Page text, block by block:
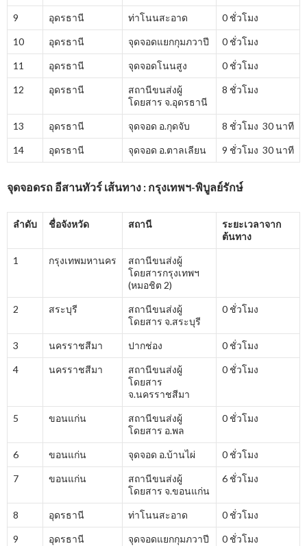
9 อุดรธานี ท่าโนนสะอาด 0 ชั่วโมง
10 อุดรธานี จุดจอดแยกกุมภวาปี 0 ชั่วโมง
11 อุดรธานี จุดจอดโนนสูง 0 ชั่วโมง
12 อุดรธานี
สถานีขนส่งผู้
โดยสาร จ.อุดรธานี
8 ชั่วโมง
13 อุดรธานี จุดจอด อ.กุดจับ 8 ชั่วโมง 30 นาที
14 อุดรธานี จุดจอด อ.ตาลเลียน 9 ชั่วโมง 30 นาที
จุดจอดรถ อีสานทัวร์ เส้นทาง : กรุงเทพฯ-พิบูลย์รักษ์
ลำดับ ชื่อจังหวัด สถานี
ระยะเวลาจาก
ต้นทาง
1 กรุงเทพมหานคร
สถานีขนส่งผู้
โดยสารกรุงเทพฯ
(หมอชิต 2)
2 สระบุรี
สถานีขนส่งผู้
โดยสาร จ.สระบุรี
0 ชั่วโมง
3 นครราชสีมา ปากช่อง 0 ชั่วโมง
4 นครราชสีมา
สถานีขนส่งผู้
โดยสาร
จ.นครราชสีมา
0 ชั่วโมง
5 ขอนแก่น
สถานีขนส่งผู้
โดยสาร อ.พล
0 ชั่วโมง
6 ขอนแก่น จุดจอด อ.บ้านไผ่ 0 ชั่วโมง
7 ขอนแก่น
สถานีขนส่งผู้
โดยสาร จ.ขอนแก่น
6 ชั่วโมง
8 อุดรธานี ท่าโนนสะอาด 0 ชั่วโมง
9 อุดรธานี จุดจอดแยกกุมภวาปี 0 ชั่วโมง